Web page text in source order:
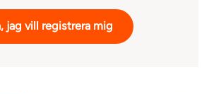
jag vill registrera mig